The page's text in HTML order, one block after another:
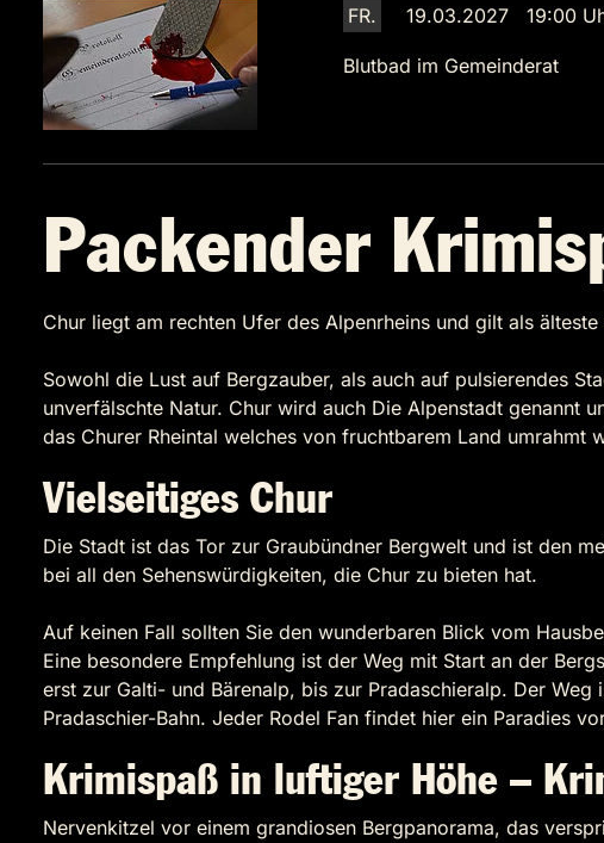
FR. 19.03.2027 19:00
Blutbad im Gemeinderat
Packender
Chur liegt am rechten Ufer des Alpenrheins und gilt als
Sowohl die Lust auf Bergzauber, als auch auf pulsierendes
unverfälschte Natur. Chur wird auch Die Alpenstadt genannt
das Churer Rheintal welches von fruchtbarem Land umrahmt
Vielseitiges Chur
Die Stadt ist das Tor zur Graubündner Bergwelt und ist den
bei all den Sehenswürdigkeiten, die Chur zu bieten hat.
Auf keinen Fall sollten Sie den wunderbaren Blick vom
Eine besondere Empfehlung ist der Weg mit Start an der
erst zur Galti- und Bärenalp, bis zur Pradaschieralp. Der
Pradaschier-Bahn. Jeder Rodel Fan findet hier ein Paradies
Krimispaß in luftiger Höhe –
Nervenkitzel vor einem grandiosen Bergpanorama, das